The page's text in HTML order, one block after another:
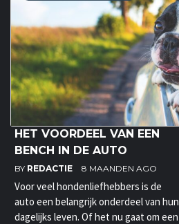
HET VOORDEEL VAN EEN
BENCH IN DE AUTO
BY REDACTIE 8 MAANDEN AGO
Voor veel hondenliefhebbers is de
auto een belangrijk onderdeel van hun
dagelijks leven. Of het nu gaat om een